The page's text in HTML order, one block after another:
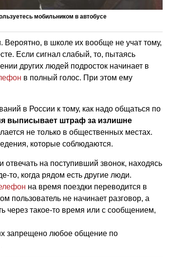
мобильником в автобусе
Вероятно, в школе их вообще не учат тому,
Если сигнал слабый, то, пытаясь
других людей подросток начинает в
в полный голос. При этом ему
в России к тому, как надо общаться по
выписывает штраф за излишне
не только в общественных местах.
которые соблюдаются.
отвечать на поступивший звонок, находясь
то, когда рядом есть другие люди.
на время поездки переводится в
пользователь не начинает разговор, а
через такое-то время или с сообщением,
запрещено любое общение по